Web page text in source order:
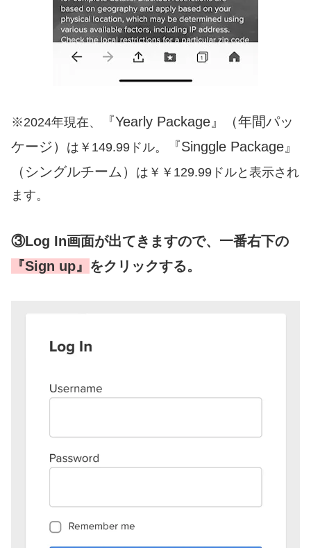
※2024年現在、
『Yearly Package』（年間パッ
ケージ） は￥149.99ドル。
『Singgle Package』
（シングルチーム） は￥￥129.99ドルと表示され
ます。
③Log In画面が出てきますので、一番右下の
『Sign up』 をクリックする。